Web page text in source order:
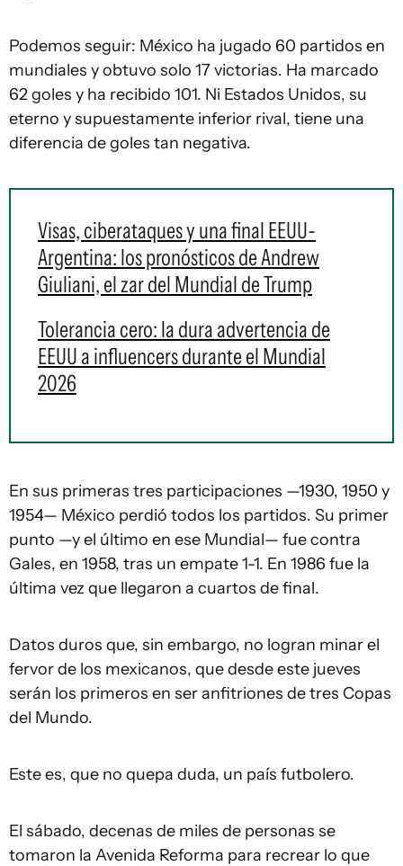
Podemos seguir: México ha jugado 60 partidos en
mundiales y obtuvo solo 17 victorias. Ha marcado
62 goles y ha recibido 101. Ni Estados Unidos, su
eterno y supuestamente inferior rival, tiene una
diferencia de goles tan negativa.
Visas, ciberataques y una final EEUU-
Argentina: los pronósticos de Andrew
Giuliani, el zar del Mundial de Trump
Tolerancia cero: la dura advertencia de
EEUU a influencers durante el Mundial
2026
En sus primeras tres participaciones —1930, 1950 y
1954— México perdió todos los partidos. Su primer
punto —y el último en ese Mundial— fue contra
Gales, en 1958, tras un empate 1-1. En 1986 fue la
última vez que llegaron a cuartos de final.
Datos duros que, sin embargo, no logran minar el
fervor de los mexicanos, que desde este jueves
serán los primeros en ser anfitriones de tres Copas
del Mundo.
Este es, que no quepa duda, un país futbolero.
El sábado, decenas de miles de personas se
tomaron la Avenida Reforma para recrear lo que